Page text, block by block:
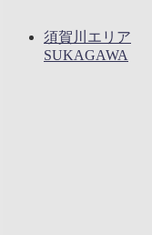
須賀川エリア
SUKAGAWA